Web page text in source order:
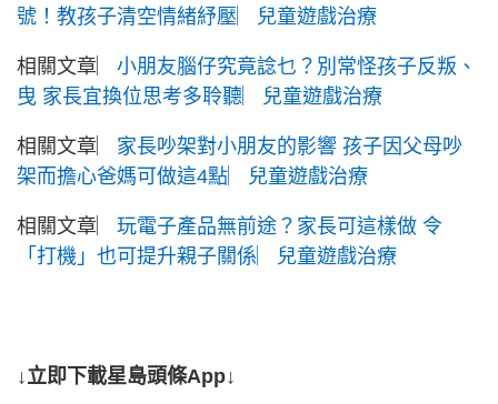
號！教孩子清空情緒紓壓︳兒童遊戲治療
相關文章︳ 小朋友腦仔究竟諗乜？別常怪孩子反叛、
曳 家長宜換位思考多聆聽︳兒童遊戲治療
相關文章︳ 家長吵架對小朋友的影響 孩子因父母吵
架而擔心爸媽可做這4點︳兒童遊戲治療
相關文章︳ 玩電子產品無前途？家長可這樣做 令
「打機」也可提升親子關係︳兒童遊戲治療
↓立即下載星島頭條App↓